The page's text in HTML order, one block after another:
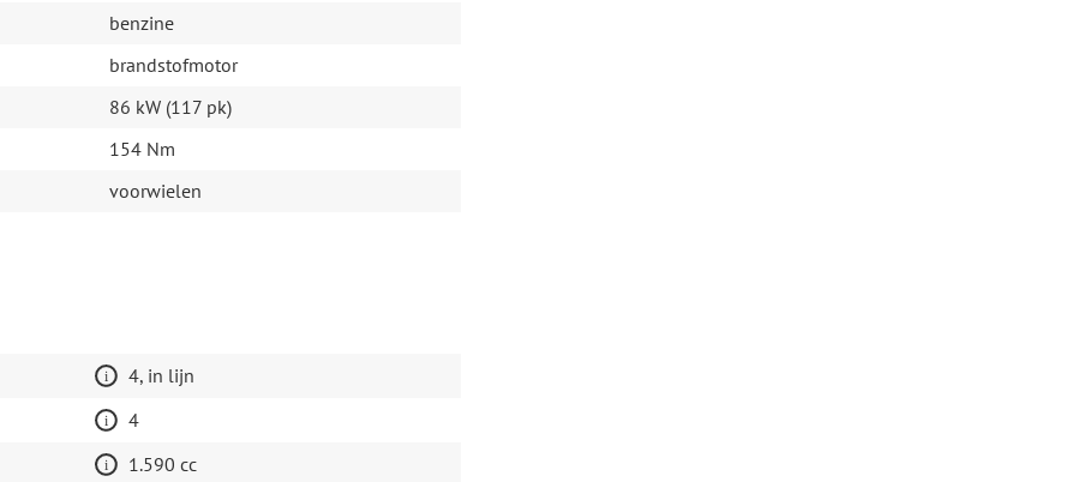
benzine
brandstofmotor
86 kW (117 pk)
154 Nm
voorwielen
4, in lijn
4
1.590 cc